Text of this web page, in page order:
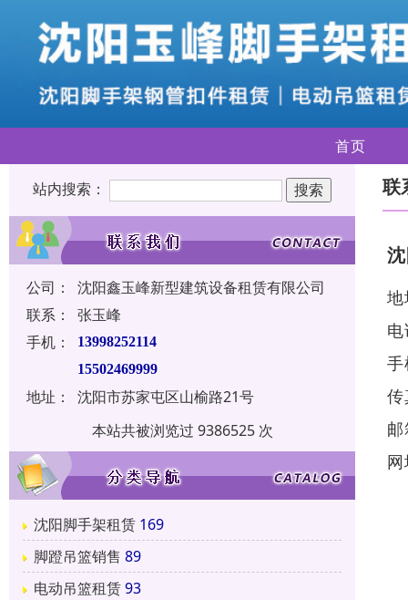
首页
站内搜索：
公司：
沈阳鑫玉峰新型建筑设备租赁有限公司
联系：
张玉峰
手机：
13998252114
15502469999
地址：
沈阳市苏家屯区山榆路21号
本站共被浏览过 9386525 次
沈阳脚手架租赁 169
脚蹬吊篮销售 89
电动吊篮租赁93
联